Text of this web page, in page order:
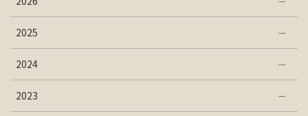
2025
2024
2023